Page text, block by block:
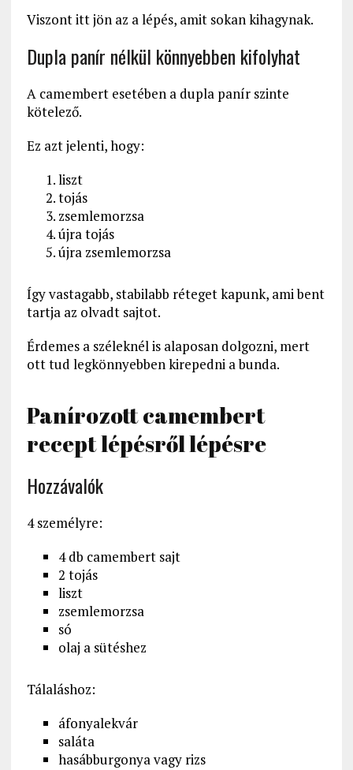
Viszont itt jön az a lépés, amit sokan kihagynak.
Dupla panír nélkül könnyebben kifolyhat
A camembert esetében a dupla panír szinte
kötelező.
Ez azt jelenti, hogy:
liszt
tojás
zsemlemorzsa
újra tojás
újra zsemlemorzsa
Így vastagabb, stabilabb réteget kapunk, ami bent
tartja az olvadt sajtot.
Érdemes a széleknél is alaposan dolgozni, mert
ott tud legkönnyebben kirepedni a bunda.
Panírozott camembert
recept lépésről lépésre
Hozzávalók
4 személyre:
4 db camembert sajt
2 tojás
liszt
zsemlemorzsa
só
olaj a sütéshez
Tálaláshoz:
áfonyalekvár
saláta
hasábburgonya vagy rizs